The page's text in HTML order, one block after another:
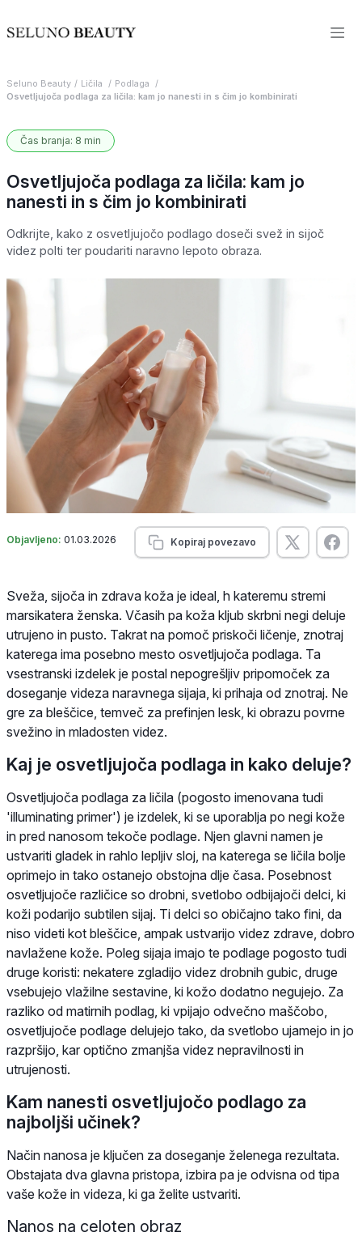
Seluno Beauty Ličila
Podlaga
Osvetljujoča podlaga za ličila: kam jo nanesti in s čim jo kombinirati
Čas branja: 8 min
Osvetljujoča podlaga za ličila: kam jo
nanesti in s čim jo kombinirati
Odkrijte, kako z osvetljujočo podlago doseči svež in sijoč
videz polti ter poudariti naravno lepoto obraza.
Objavljeno: 01.03.2026 Kopiraj povezavo
Sveža, sijoča in zdrava koža je ideal, h kateremu stremi
marsikatera ženska. Včasih pa koža kljub skrbni negi deluje
utrujeno in pusto. Takrat na pomoč priskoči ličenje, znotraj
katerega ima posebno mesto osvetljujoča podlaga. Ta
vsestranski izdelek je postal nepogrešljiv pripomoček za
doseganje videza naravnega sijaja, ki prihaja od znotraj. Ne
gre za bleščice, temveč za prefinjen lesk, ki obrazu povrne
svežino in mladosten videz.
Kaj je osvetljujoča podlaga in kako deluje?
Osvetljujoča podlaga za ličila (pogosto imenovana tudi
'illuminating primer') je izdelek, ki se uporablja po negi kože
in pred nanosom tekoče podlage. Njen glavni namen je
ustvariti gladek in rahlo lepljiv sloj, na katerega se ličila bolje
oprimejo in tako ostanejo obstojna dlje časa. Posebnost
osvetljujoče različice so drobni, svetlobo odbijajoči delci, ki
koži podarijo subtilen sijaj. Ti delci so običajno tako fini, da
niso videti kot bleščice, ampak ustvarijo videz zdrave, dobro
navlažene kože. Poleg sijaja imajo te podlage pogosto tudi
druge koristi: nekatere zgladijo videz drobnih gubic, druge
vsebujejo vlažilne sestavine, ki kožo dodatno negujejo. Za
razliko od matirnih podlag, ki vpijajo odvečno maščobo,
osvetljujoče podlage delujejo tako, da svetlobo ujamejo in jo
razpršijo, kar optično zmanjša videz nepravilnosti in
utrujenosti.
Kam nanesti osvetljujočo podlago za
najboljši učinek?
Način nanosa je ključen za doseganje želenega rezultata.
Obstajata dva glavna pristopa, izbira pa je odvisna od tipa
vaše kože in videza, ki ga želite ustvariti.
Nanos na celoten obraz